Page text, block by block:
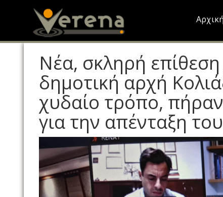
Αρχική
Νέα, σκληρή
δημοτική αρχή
χυδαίο τρόπο,
για την απένταξη